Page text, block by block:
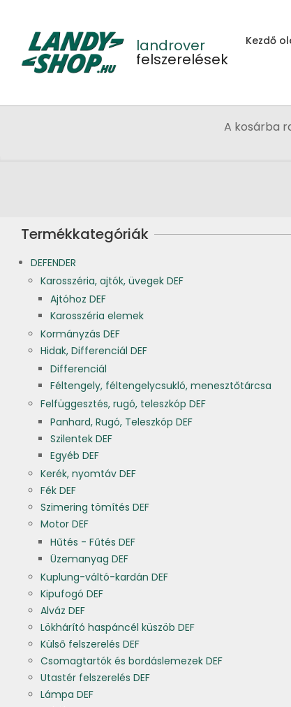
content
landrover
felszerelések
Kezdő
A kosárba
Termékkategóriák
DEFENDER
Karosszéria, ajtók, üvegek DEF
Ajtóhoz DEF
Karosszéria elemek
Kormányzás DEF
Hidak, Differenciál DEF
Differenciál
Féltengely, féltengelycsukló, menesztőtárcsa
Felfüggesztés, rugó, teleszkóp DEF
Panhard, Rugó, Teleszkóp DEF
Szilentek DEF
Egyéb DEF
Kerék, nyomtáv DEF
Fék DEF
Szimering tömítés DEF
Motor DEF
Hűtés - Fűtés DEF
Üzemanyag DEF
Kuplung-váltó-kardán DEF
Kipufogó DEF
Alváz DEF
Lökhárító haspáncél küszöb DEF
Külső felszerelés DEF
Csomagtartók és bordáslemezek DEF
Utastér felszerelés DEF
Lámpa DEF